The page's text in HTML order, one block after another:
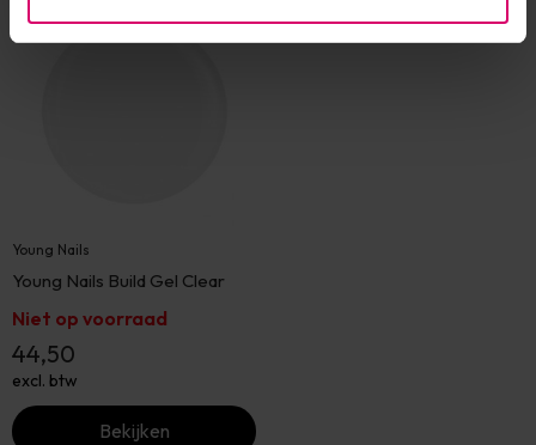
Young Nails
Young Nails Build Gel Clear
Niet op voorraad
44,50
excl. btw
Bekijken